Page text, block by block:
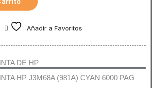
Añadir a Favoritos
DE HP
HP J3M68A (981A) CYAN 6000 PAG